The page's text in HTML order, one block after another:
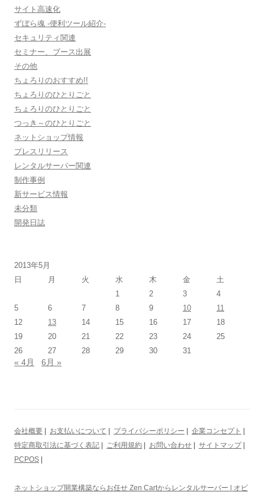
サイト高速化
ずぼら魂 -便利ツール紹介-
セキュリティ関連
セミナー、ブース出展
その他
ちょろりのおすすめ!!
ちょろりのひとりごと
ちょろりのひとりごと
つっき～のひとりごと
ネットショップ情報
プレスリリース
レンタルサーバー関連
制作事例
新サービス情報
未分類
開発日誌
2013年5月
日
月 火 水 木 金
土
1
2 3
4
5
6 7 8 9 10
11
12
13 14 15 16 17
18
19
20 21 22 23 24
25
26
27 28 29 30 31
« 4月 6月 »
会社概要 お支払いについて プライバシーポリシー 企業コンセプト
特定商取引法に基づく表記
ご利用規約 お問い合わせ サイトマップ|
PCPOS
ネットショップ開業構築ならお任せ Zen Cartからレンタルサーバー | オビ